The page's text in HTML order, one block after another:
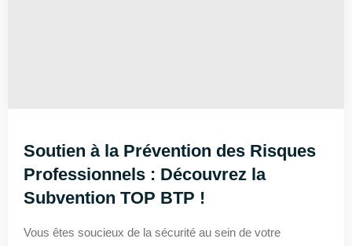
Soutien à la Prévention des Risques
Professionnels : Découvrez la
Subvention TOP BTP !
Vous êtes soucieux de la sécurité au sein de votre